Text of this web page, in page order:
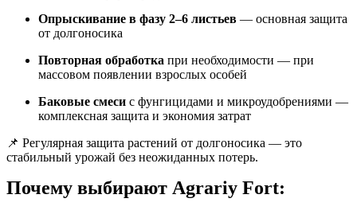
Опрыскивание в фазу 2–6 листьев — основная защита
от долгоносика
Повторная обработка при необходимости — при
массовом появлении взрослых особей
Баковые смеси с фунгицидами и микроудобрениями —
комплексная защита и экономия затрат
📌 Регулярная защита растений от долгоносика — это
стабильный урожай без неожиданных потерь.
Почему выбирают Agrariy Fort: